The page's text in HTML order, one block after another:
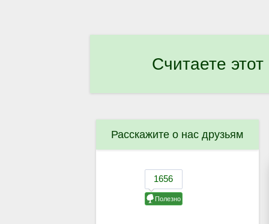
Считаете
Расскажите о нас друзьям